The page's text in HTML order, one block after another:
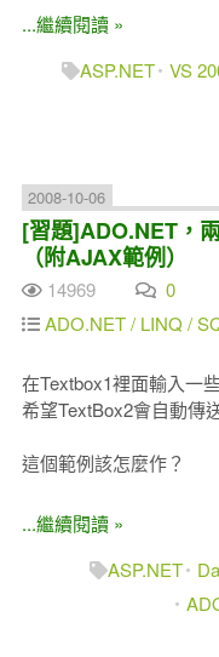
...繼續閱讀 »
ASP.NET VS
2008-10-06
[習題]ADO.NET，
（附AJAX範例）
14969
0
ADO.NET / LINQ /
在Textbox1裡面輸入一
希望TextBox2會自動傳
這個範例該怎麼作？
...繼續閱讀 »
ASP.NET